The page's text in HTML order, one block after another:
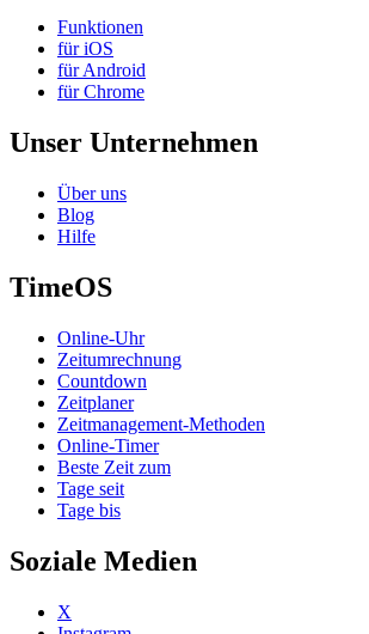
Funktionen
für iOS
für Android
für Chrome
Unser Unternehmen
Über uns
Blog
Hilfe
TimeOS
Online-Uhr
Zeitumrechnung
Countdown
Zeitplaner
Zeitmanagement-Methoden
Online-Timer
Beste Zeit zum
Tage seit
Tage bis
Soziale Medien
X